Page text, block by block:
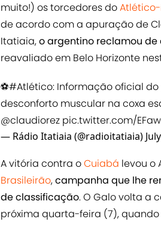
muito!) os torcedores doAtlético-
de acordo com a apuração de
Itatiaia,o argentino reclamou
reavaliado em Belo Horizonte
⚽️#Atlético: Informação oficial do
desconforto muscular na coxa
@claudiorez pic.twitter.com/
— Rádio Itatiaia (@radioitatiaia)
A vitória contra oCuiabá levou o
Brasileirão,campanha que lhe
de classificação. O Galo volta a
próxima quarta-feira (7),